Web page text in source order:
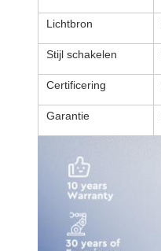
Lichtbron
Stijl schakelen
Certificering
Garantie